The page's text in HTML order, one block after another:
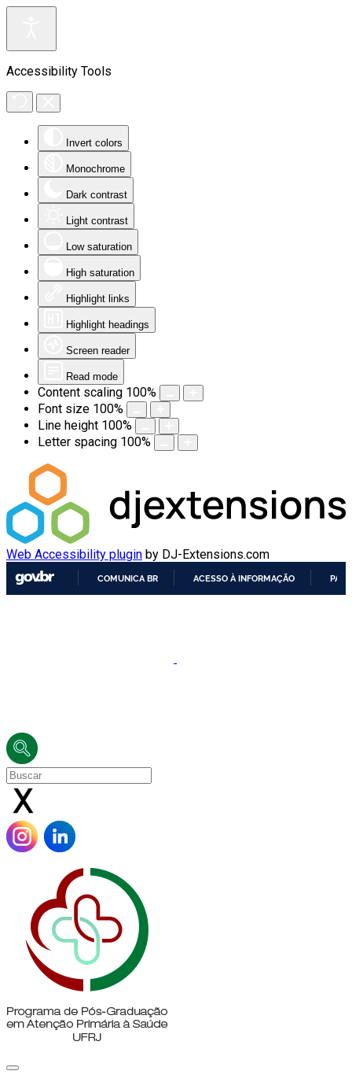
Accessibility Tools
Invert colors
Monochrome
Dark contrast
Light contrast
Low saturation
High saturation
Highlight links
Highlight headings
Screen reader
Read mode
Content scaling 100%
Font size 100%
Line height 100%
Letter spacing 100%
Web Accessibility plugin by DJ-Extensions.com
COMUNICA BR ACESSO À INFORMAÇÃO